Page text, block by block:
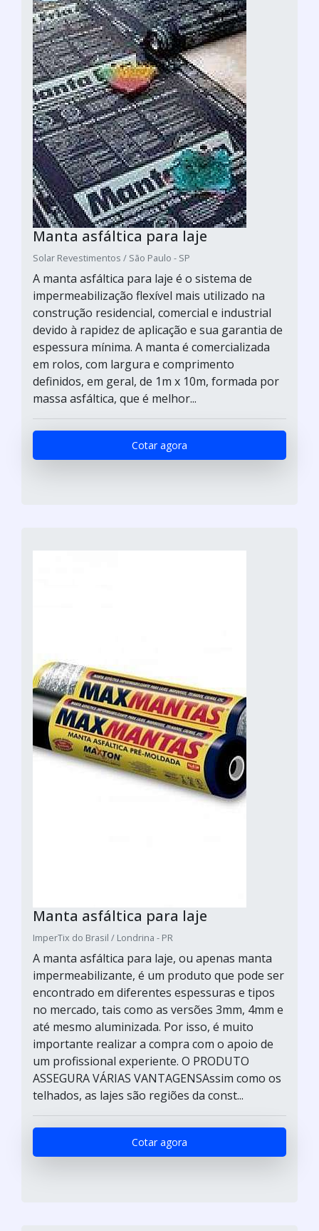
Manta asfáltica para laje
Solar Revestimentos / São Paulo - SP
A manta asfáltica para laje é o sistema de
impermeabilização flexível mais utilizado na
construção residencial, comercial e industrial
devido à rapidez de aplicação e sua garantia de
espessura mínima. A manta é comercializada
em rolos, com largura e comprimento
definidos, em geral, de 1m x 10m, formada por
massa asfáltica, que é melhor...
Cotar agora
Manta asfáltica para laje
ImperTix do Brasil / Londrina - PR
A manta asfáltica para laje, ou apenas manta
impermeabilizante, é um produto que pode ser
encontrado em diferentes espessuras e tipos
no mercado, tais como as versões 3mm, 4mm e
até mesmo aluminizada. Por isso, é muito
importante realizar a compra com o apoio de
um profissional experiente. O PRODUTO
ASSEGURA VÁRIAS VANTAGENSAssim como os
telhados, as lajes são regiões da const...
Cotar agora